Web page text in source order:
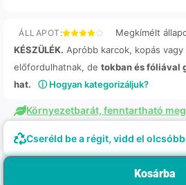
ÁLLAPOT: Megkímélt
KÉSZÜLÉK. Apróbb karcok, kopás vagy
előfordulhatnak, de tokban és fóliával
hat.
ⓘ Hogyan kategorizáljuk?
Környezetbarát, fenntartható
Cseréld be a régit, vidd el
Kosárba